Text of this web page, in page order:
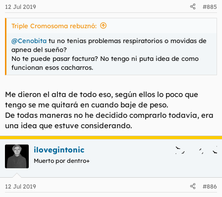
e
s
12 Jul 2019 #885
Triple Cromosoma rebuznó:
@Cenobita tu no tenias problemas respiratorios o movidas de
apnea del sueño?
No te puede pasar factura? No tengo ni puta idea de como
funcionan esos cacharros.
Me dieron el alta de todo eso, según ellos lo poco que
tengo se me quitará en cuando baje de peso.
De todas maneras no he decidido comprarlo todavía, era
una idea que estuve considerando.
ilovegintonic
Muerto por dentro+
12 Jul 2019 #886